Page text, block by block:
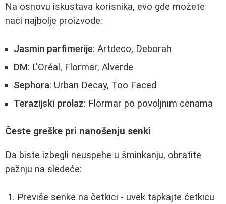
Na osnovu iskustava korisnika, evo gde možete
naći najbolje proizvode:
Jasmin parfimerije: Artdeco, Deborah
DM: L'Oréal, Flormar, Alverde
Sephora: Urban Decay, Too Faced
Terazijski prolaz: Flormar po povoljnim cenama
Česte greške pri nanošenju senki
Da biste izbegli neuspehe u šminkanju, obratite
pažnju na sledeće:
Previše senke na četkici - uvek tapkajte četkicu